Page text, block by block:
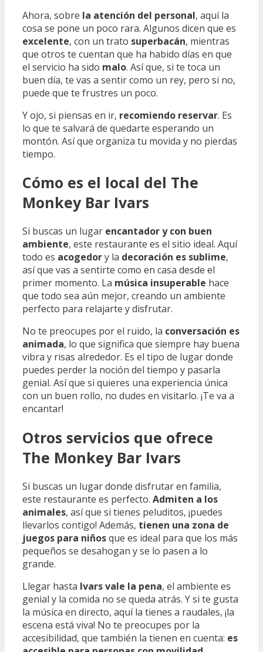
Ahora, sobre la atención del personal, aquí la
cosa se pone un poco rara. Algunos dicen que es
excelente, con un trato superbacán, mientras
que otros te cuentan que ha habido días en que
el servicio ha sido malo. Así que, si te toca un
buen día, te vas a sentir como un rey, pero si no,
puede que te frustres un poco.
Y ojo, si piensas en ir, recomiendo reservar. Es
lo que te salvará de quedarte esperando un
montón. Así que organiza tu movida y no pierdas
tiempo.
Cómo es el local del The
Monkey Bar Ivars
Si buscas un lugar encantador y con buen
ambiente, este restaurante es el sitio ideal. Aquí
todo es acogedory la decoración es sublime,
así que vas a sentirte como en casa desde el
primer momento. La música insuperable hace
que todo sea aún mejor, creando un ambiente
perfecto para relajarte y disfrutar.
No te preocupes por el ruido, la conversación es
animada, lo que significa que siempre hay buena
vibra y risas alrededor. Es el tipo de lugar donde
puedes perder la noción del tiempo y pasarla
genial. Así que si quieres una experiencia única
con un buen rollo, no dudes en visitarlo. ¡Te va a
encantar!
Otros servicios que ofrece
The Monkey Bar Ivars
Si buscas un lugar donde disfrutar en familia,
este restaurante es perfecto. Admiten a los
animales, así que si tienes peluditos, ¡puedes
llevarlos contigo! Además, tienen una zona de
juegos para niñosque es ideal para que los más
pequeños se desahogan y se lo pasen a lo
grande.
Llegar hasta Ivars vale la pena, el ambiente es
genial y la comida no se queda atrás. Y si te gusta
la música en directo, aquí la tienes a raudales, ¡la
escena está viva! No te preocupes por la
accesibilidad, que también la tienen en cuenta: es